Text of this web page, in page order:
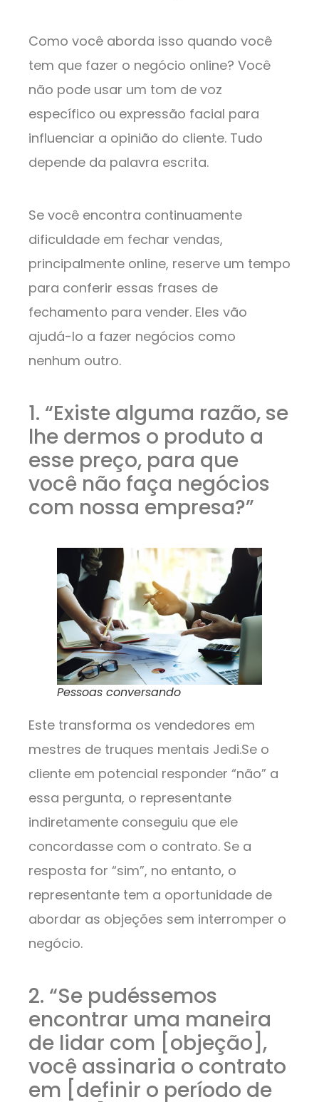
Como você aborda isso quando você
tem que fazer o negócio online? Você
não pode usar um tom de voz
específico ou expressão facial para
influenciar a opinião do cliente. Tudo
depende da palavra escrita.
Se você encontra continuamente
dificuldade em fechar vendas,
principalmente online, reserve um tempo
para conferir essas frases de
fechamento para vender. Eles vão
ajudá-lo a fazer negócios como
nenhum outro.
1. “Existe alguma razão, se
lhe dermos o produto a
esse preço, para que
você não faça negócios
com nossa empresa?”
Pessoas conversando
Este transforma os vendedores em
mestres de truques mentais Jedi.Se o
cliente em potencial responder “não” a
essa pergunta, o representante
indiretamente conseguiu que ele
concordasse com o contrato. Se a
resposta for “sim”, no entanto, o
representante tem a oportunidade de
abordar as objeções sem interromper o
negócio.
2. “Se pudéssemos
encontrar uma maneira
de lidar com [objeção],
você assinaria o contrato
em [definir o período de